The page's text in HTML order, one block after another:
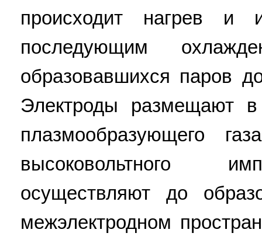
происходит нагрев и
последующим
образовавшихся паров
Электроды размещают в
плазмообразующего
высоковольтного
осуществляют до
межэлектродном